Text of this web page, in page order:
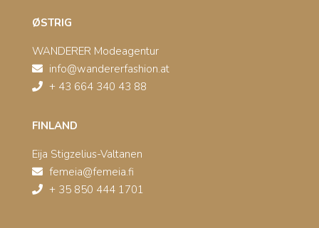
ØSTRIG
WANDERER Modeagentur
info@wandererfashion.at
+ 43 664 340 43 88
FINLAND
Eija Stigzelius-Valtanen
femeia@femeia.fi
+ 35 850 444 1701